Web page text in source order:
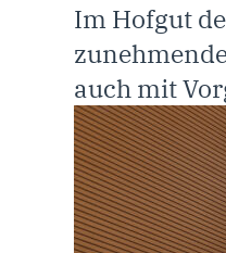
Im Hofgut
auch mit